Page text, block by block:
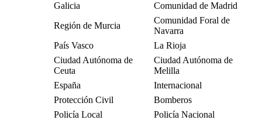
Galicia
Comunidad de Madrid
Región de Murcia
Comunidad Foral de
Navarra
País Vasco
La Rioja
Ciudad Autónoma de
Ceuta
Ciudad Autónoma de
Melilla
España
Internacional
Protección Civil
Bomberos
Policía Local
Policía Nacional